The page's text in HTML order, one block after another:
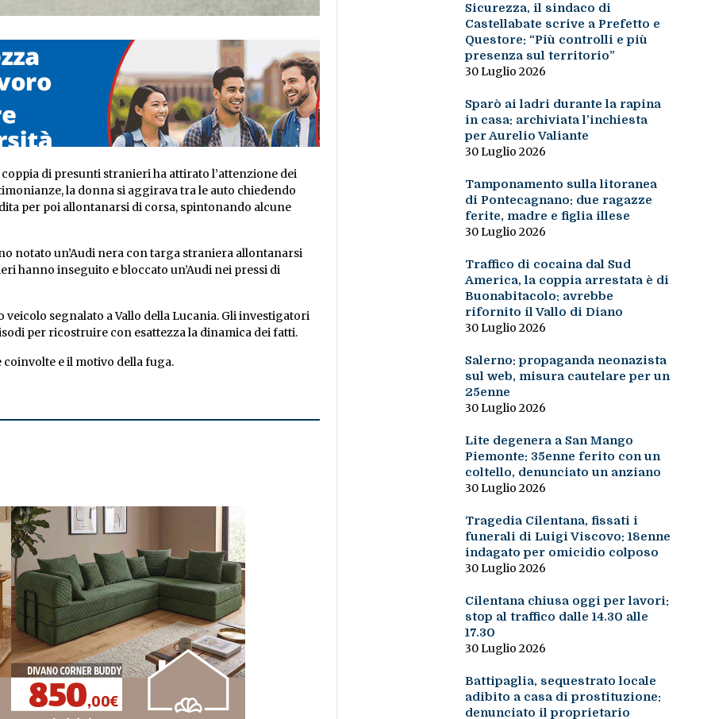
di presunti stranieri ha attirato l’attenzione dei
la donna si aggirava tra le auto chiedendo
per poi allontanarsi di corsa, spintonando alcune
notato un’Audi nera con targa straniera allontanarsi
hanno inseguito e bloccato un’Audi nei pressi di
segnalato a Vallo della Lucania. Gli investigatori
per ricostruire con esattezza la dinamica dei fatti.
e il motivo della fuga.
Sicurezza, il sindaco di
Castellabate scrive a Prefetto e
Questore: “Più controlli e più
presenza sul territorio”
30 Luglio 2026
Sparò ai ladri durante la rapina
in casa: archiviata l’inchiesta
per Aurelio Valiante
30 Luglio 2026
Tamponamento sulla litoranea
di Pontecagnano: due ragazze
ferite, madre e figlia illese
30 Luglio 2026
Traffico di cocaina dal Sud
America, la coppia arrestata è di
Buonabitacolo: avrebbe
rifornito il Vallo di Diano
30 Luglio 2026
Salerno: propaganda neonazista
sul web, misura cautelare per un
25enne
30 Luglio 2026
Lite degenera a San Mango
Piemonte: 35enne ferito con un
coltello, denunciato un anziano
30 Luglio 2026
Tragedia Cilentana, fissati i
funerali di Luigi Viscovo: 18enne
indagato per omicidio colposo
30 Luglio 2026
Cilentana chiusa oggi per lavori:
stop al traffico dalle 14.30 alle
17.30
30 Luglio 2026
Battipaglia, sequestrato locale
adibito a casa di prostituzione:
denunciato il proprietario